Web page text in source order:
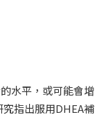
水平，或可能會增
指出服用DHEA補